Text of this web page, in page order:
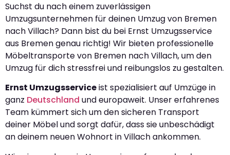
Suchst du nach einem zuverlässigen
Umzugsunternehmen für deinen Umzug von Bremen
nach Villach? Dann bist du bei Ernst Umzugsservice
aus Bremen genau richtig! Wir bieten professionelle
Möbeltransporte von Bremen nach Villach, um den
Umzug für dich stressfrei und reibungslos zu gestalten.
Ernst Umzugsserviceist spezialisiert auf Umzüge in
ganz Deutschland und europaweit. Unser erfahrenes
Team kümmert sich um den sicheren Transport
deiner Möbel und sorgt dafür, dass sie unbeschädigt
an deinem neuen Wohnort in Villach ankommen.